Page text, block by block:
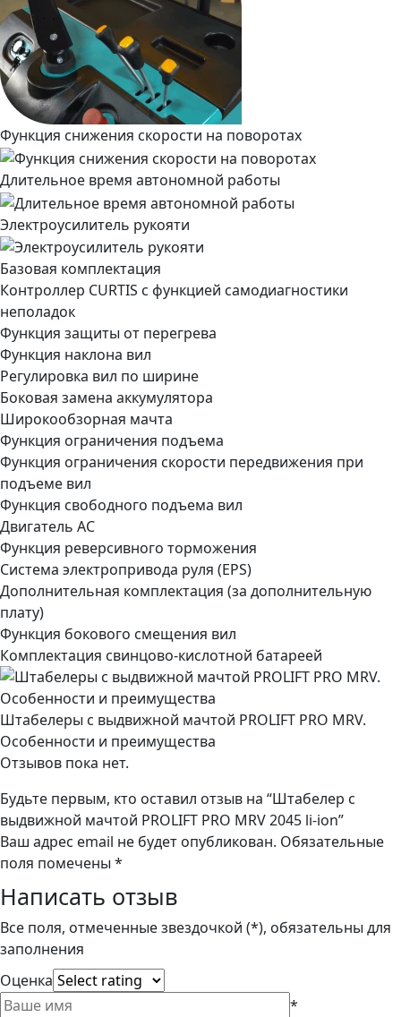
Функция снижения скорости на поворотах
Длительное время автономной работы
Электроусилитель рукояти
Базовая комплектация
Контроллер CURTIS с функцией самодиагностики
неполадок
Функция защиты от перегрева
Функция наклона вил
Регулировка вил по ширине
Боковая замена аккумулятора
Широкообзорная мачта
Функция ограничения подъема
Функция ограничения скорости передвижения при
подъеме вил
Функция свободного подъема вил
Двигатель АС
Функция реверсивного торможения
Система электропривода руля (EPS)
Дополнительная комплектация (за дополнительную
плату)
Функция бокового смещения вил
Комплектация свинцово-кислотной батареей
Штабелеры с выдвижной мачтой PROLIFT PRO MRV.
Особенности и преимущества
Отзывов пока нет.
Будьте первым, кто оставил отзыв на “Штабелер с
выдвижной мачтой PROLIFT PRO MRV 2045 li-ion”
Ваш адрес email не будет опубликован. Обязательные
поля помечены *
Написать отзыв
Все поля, отмеченные звездочкой (*), обязательны для
заполнения
Оценка
*